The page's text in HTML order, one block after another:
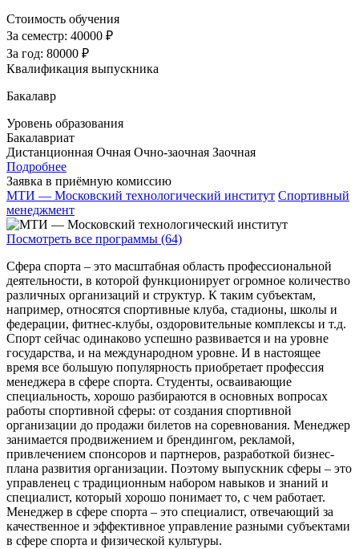
Стоимость обучения
За семестр: 40000 ₽
За год: 80000 ₽
Квалификация выпускника
Бакалавр
Уровень образования
Бакалавриат
Дистанционная Очная Очно-заочная Заочная
Подробнее
Заявка в приёмную комиссию
МТИ — Московский технологический институт Спортивный
менеджмент
Посмотреть все программы (64)
Сфера спорта – это масштабная область профессиональной
деятельности, в которой функционирует огромное количество
различных организаций и структур. К таким субъектам,
например, относятся спортивные клуба, стадионы, школы и
федерации, фитнес-клубы, оздоровительные комплексы и т.д.
Спорт сейчас одинаково успешно развивается и на уровне
государства, и на международном уровне. И в настоящее
время все большую популярность приобретает профессия
менеджера в сфере спорта. Студенты, осваивающие
специальность, хорошо разбираются в основных вопросах
работы спортивной сферы: от создания спортивной
организации до продажи билетов на соревнования. Менеджер
занимается продвижением и брендингом, рекламой,
привлечением спонсоров и партнеров, разработкой бизнес-
плана развития организации. Поэтому выпускник сферы – это
управленец с традиционным набором навыков и знаний и
специалист, который хорошо понимает то, с чем работает.
Менеджер в сфере спорта – это специалист, отвечающий за
качественное и эффективное управление разными субъектами
в сфере спорта и физической культуры.